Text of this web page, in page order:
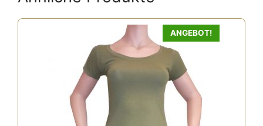
ANGEBOT!